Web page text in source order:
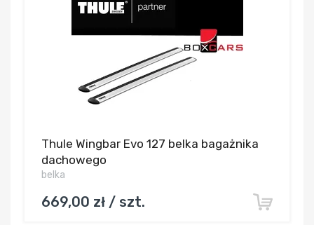
Thule Wingbar Evo 127 belka bagażnika
dachowego
belka
669,00 zł / szt.